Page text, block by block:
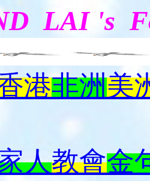
LAI 's
港非洲美
人教會金